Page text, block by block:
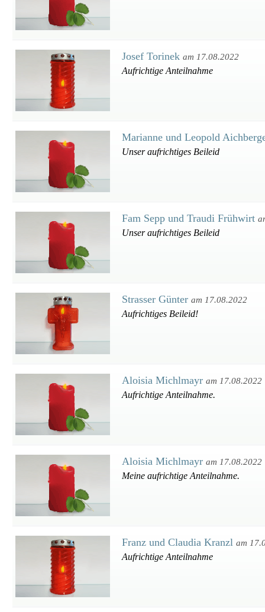
Josef Torinek am 17.08.2022
Aufrichtige Anteilnahme
Marianne und Leopold
Unser aufrichtiges Beileid
Fam Sepp und Traudi Frühwirt
Unser aufrichtiges Beileid
Strasser Günter am 17.08.2022
Aufrichtiges Beileid!
Aloisia Michlmayr am 17.08.2022
Aufrichtige Anteilnahme.
Aloisia Michlmayr am 17.08.2022
Meine aufrichtige Anteilnahme.
Franz und Claudia Kranzl am
Aufrichtige Anteilnahme